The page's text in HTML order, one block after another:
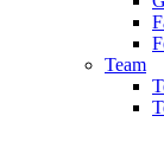
Team